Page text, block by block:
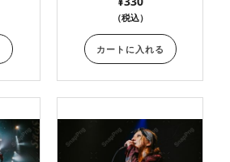
（税込）
カートに入れる